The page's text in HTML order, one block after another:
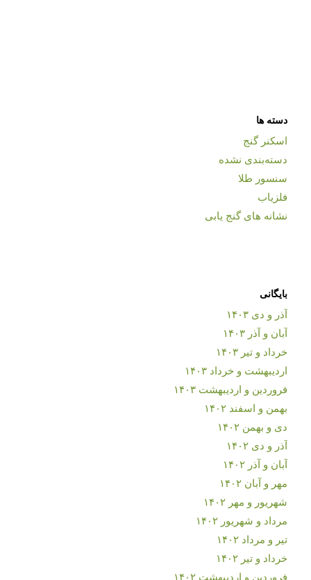
دسته ها
اسکنر گنج
دسته‌بندی نشده
سنسور طلا
فلزیاب
نشانه های گنج یابی
بایگانی
آذر و دی ۱۴۰۳
آبان و آذر ۱۴۰۳
خرداد و تیر ۱۴۰۳
اردیبهشت و خرداد ۱۴۰۳
فروردین و اردیبهشت ۱۴۰۳
بهمن و اسفند ۱۴۰۲
دی و بهمن ۱۴۰۲
آذر و دی ۱۴۰۲
آبان و آذر ۱۴۰۲
مهر و آبان ۱۴۰۲
شهریور و مهر ۱۴۰۲
مرداد و شهریور ۱۴۰۲
تیر و مرداد ۱۴۰۲
خرداد و تیر ۱۴۰۲
فروردین و اردیبهشت ۱۴۰۲